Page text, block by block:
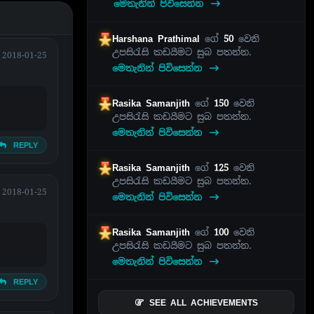
01-25
REPLY
01-25
REPLY
මෙතැනින් පිවිසෙන්න
Harshana Prathimal ගේ 50වෙනි
උපසිරැසි කඩයීමට සුබ පතන්න.
මෙතැනින් පිවිසෙන්න
Rasika Samanjithගේ 150වෙනි
උපසිරැසි කඩයීමට සුබ පතන්න.
මෙතැනින් පිවිසෙන්න
Rasika Samanjithගේ 125 වෙනි
උපසිරැසි කඩයීමට සුබ පතන්න.
මෙතැනින් පිවිසෙන්න
Rasika Samanjithගේ 100වෙනි
උපසිරැසි කඩයීමට සුබ පතන්න.
මෙතැනින් පිවිසෙන්න
SEE ALL ACHIEVEMENTS